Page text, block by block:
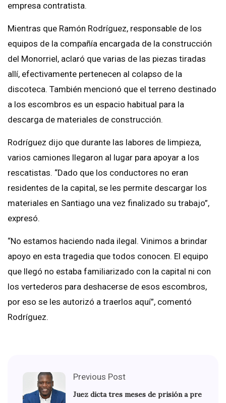
empresa contratista.
Mientras que Ramón Rodríguez, responsable de los
equipos de la compañía encargada de la construcción
del Monorriel, aclaró que varias de las piezas tiradas
allí, efectivamente pertenecen al colapso de la
discoteca. También mencionó que el terreno destinado
a los escombros es un espacio habitual para la
descarga de materiales de construcción.
Rodríguez dijo que durante las labores de limpieza,
varios camiones llegaron al lugar para apoyar a los
rescatistas. “Dado que los conductores no eran
residentes de la capital, se les permite descargar los
materiales en Santiago una vez finalizado su trabajo”,
expresó.
“No estamos haciendo nada ilegal. Vinimos a brindar
apoyo en esta tragedia que todos conocen. El equipo
que llegó no estaba familiarizado con la capital ni con
los vertederos para deshacerse de esos escombros,
por eso se les autorizó a traerlos aquí”, comentó
Rodríguez.
Previous Post
Juez dicta tres meses de prisión a pre